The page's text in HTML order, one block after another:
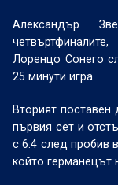
Александър
Лоренцо Сонего
25 минути игра.
Вторият
първия сет и
с 6:4 след пробив
който германецът